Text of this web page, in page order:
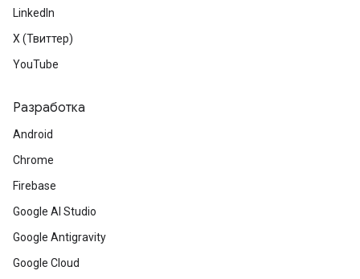
LinkedIn
X (Твиттер)
YouTube
Разработка
Android
Chrome
Firebase
Google AI Studio
Google Antigravity
Google Cloud